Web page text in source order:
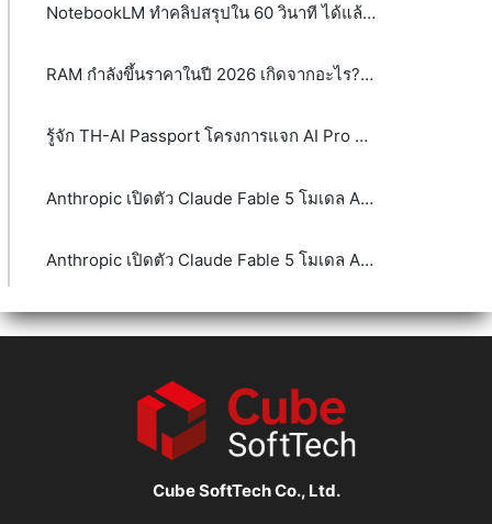
NotebookLM ทำคลิปสรุปใน 60 วินาที ได้แล้ว! รู้จัก Video Overviews ฟีเจอร์ใหม่จาก Google
RAM กำลังขึ้นราคาในปี 2026 เกิดจากอะไร? และจะส่งผลกระทบต่อผู้บริโภคและธุรกิจอย่างไร
รู้จัก TH-AI Passport โครงการแจก AI Pro ฟรี 5 ล้านสิทธิ์ จุดเปลี่ยนหรือกระแส?
Anthropic เปิดตัว Claude Fable 5 โมเดล AI ระดับ Mythos-class
Anthropic เปิดตัว Claude Fable 5 โมเดล AI ระดับ Mythos-class
Cube SoftTech Co., Ltd.